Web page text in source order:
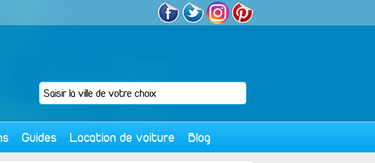
Guides Location de voiture Blog